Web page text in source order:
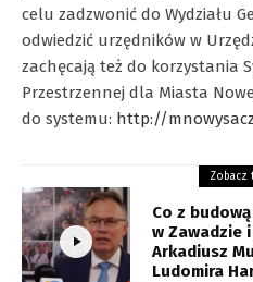
celu zadzwonić do Wydziału
odwiedzić urzędników w
zachęcają też do korzystania
Przestrzennej dla Miasta
do systemu: http://
Zobacz
Co z
w Zawadzie i
Arkadiusz
Ludomira